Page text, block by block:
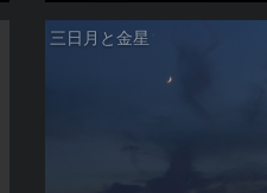
三日月と金星